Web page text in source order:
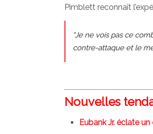
Pimblett reconnaît
“Je ne vois pas ce
contre-attaque et le
Nouvelles
Eubank Jr. éclate